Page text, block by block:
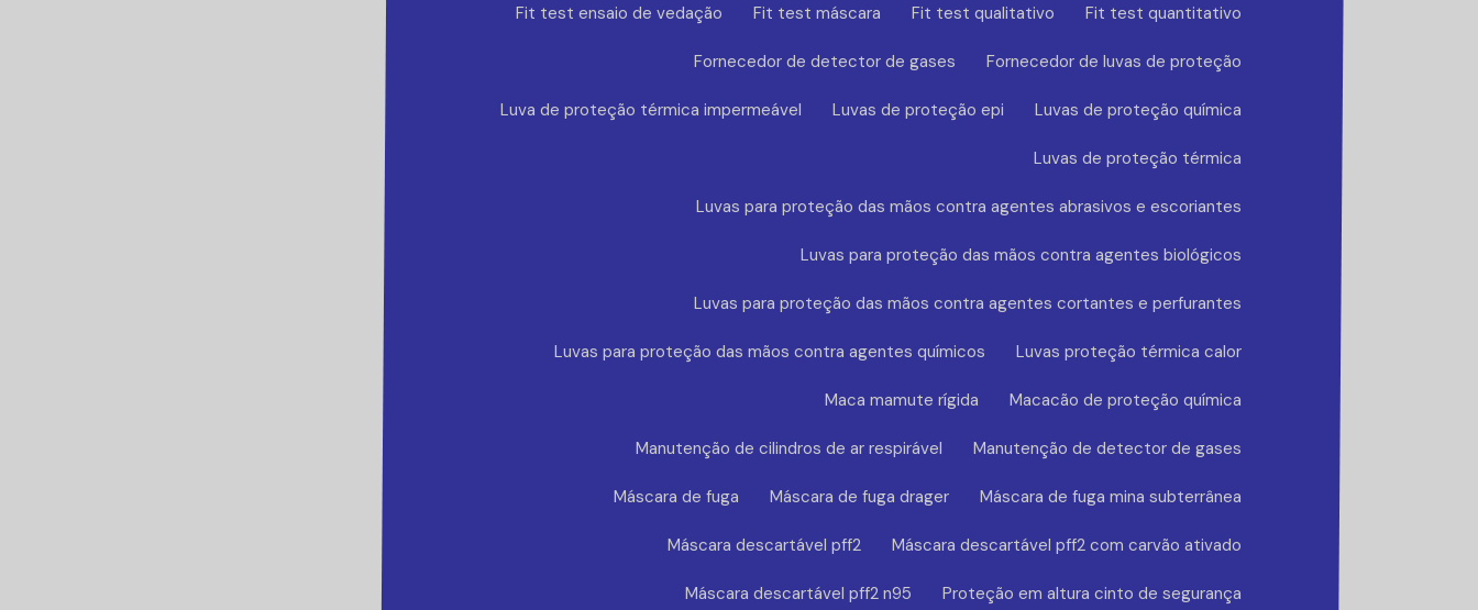
Fit test ensaio de vedação Fit test máscara Fit test qualitativo Fit test quantitativo
Fornecedor de detector de gases Fornecedor de luvas de proteção
Luva de proteção térmica impermeável Luvas de proteção epi Luvas de proteção química
Luvas de proteção térmica
Luvas para proteção das mãos contra agentes abrasivos e escoriantes
Luvas para proteção das mãos contra agentes biológicos
Luvas para proteção das mãos contra agentes cortantes e perfurantes
Luvas para proteção das mãos contra agentes químicos Luvas proteção térmica calor
Maca mamute rígida Macacão de proteção química
Manutenção de cilindros de ar respirável Manutenção de detector de gases
Máscara de fuga Máscara de fuga drager Máscara de fuga mina subterrânea
Máscara descartável pff2 Máscara descartável pff2 com carvão ativado
Máscara descartável pff2 n95 Proteção em altura cinto de segurança